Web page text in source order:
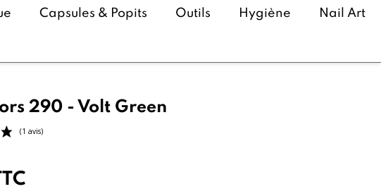
Capsules & Popits Outils Hygiène Nail Art
290 - Volt Green